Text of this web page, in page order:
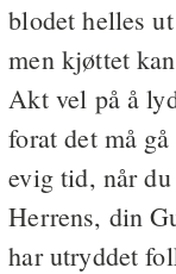
blodet helles
men kjøttet
Akt vel på å
forat det må
evig tid, når
Herrens, din
har utryddet